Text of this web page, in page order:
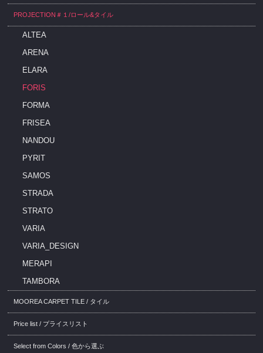
PROJECTION＃１/ロール&タイル
ALTEA
ARENA
ELARA
FORIS
FORMA
FRISEA
NANDOU
PYRIT
SAMOS
STRADA
STRATO
VARIA
VARIA_DESIGN
MERAPI
TAMBORA
MOOREA CARPET TILE / タイル
Price list / プライスリスト
Select from Colors / 色から選ぶ